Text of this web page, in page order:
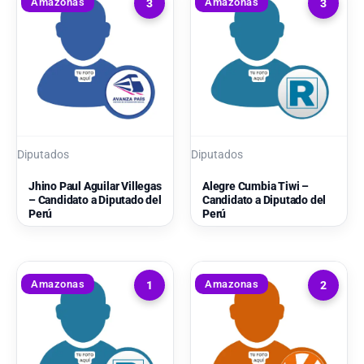
3
Diputados
Jhino Paul Aguilar Villegas
– Candidato a Diputado del
Perú
3
Diputados
Alegre Cumbia Tiwi –
Candidato a Diputado del
Perú
1
Amazonas 2
Amazonas